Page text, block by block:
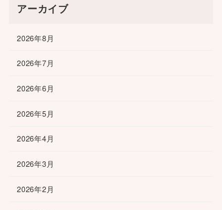
アーカイブ
2026年8月
2026年7月
2026年6月
2026年5月
2026年4月
2026年3月
2026年2月